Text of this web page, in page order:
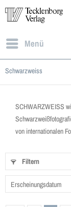
Menü
Schwarzweiss
SCHWARZWEISS
von internationalen
Filtern